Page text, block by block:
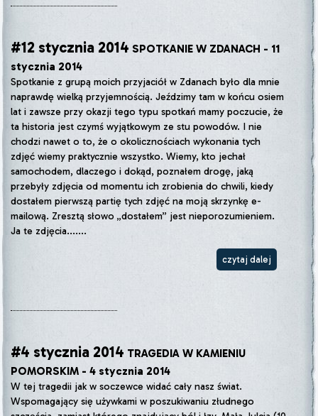
#12 stycznia 2014 SPOTKANIE W ZDANACH - 11
stycznia 2014
Spotkanie z grupą moich przyjaciół w Zdanach było dla mnie
naprawdę wielką przyjemnością. Jeździmy tam w końcu osiem
lat i zawsze przy okazji tego typu spotkań mamy poczucie, że
ta historia jest czymś wyjątkowym ze stu powodów. I nie
chodzi nawet o to, że o okolicznościach wykonania tych
zdjęć wiemy praktycznie wszystko. Wiemy, kto jechał
samochodem, dlaczego i dokąd, poznałem drogę, jaką
przebyły zdjęcia od momentu ich zrobienia do chwili, kiedy
dostałem pierwszą partię tych zdjęć na moją skrzynkę e-
mailową. Zresztą słowo „dostałem” jest nieporozumieniem.
Ja te zdjęcia.......
czytaj dalej
#4 stycznia 2014 TRAGEDIA W KAMIENIU
POMORSKIM - 4 stycznia 2014
W tej tragedii jak w soczewce widać cały nasz świat.
Wspomagający się używkami w poszukiwaniu złudnego